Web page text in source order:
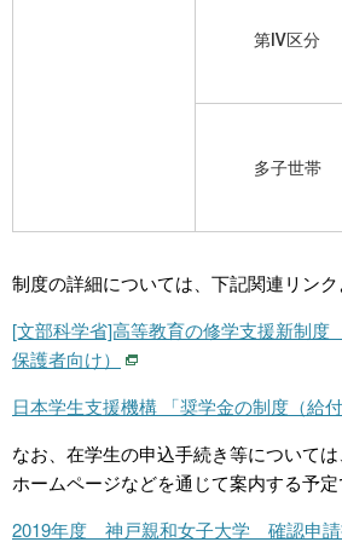
第Ⅳ区分
多子世帯
制度の詳細については、下記関連リンク
[文部科学省]高等教育の修学支援新制
保護者向け）
日本学生支援機構 「奨学金の制度（給付
なお、在学生の申込手続き等については
ホームページなどを通じて案内する予定
2019年度 神戸親和女子大学 確認申